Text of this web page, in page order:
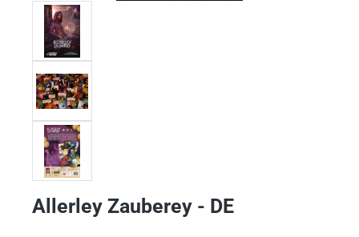
Allerley Zauberey - DE